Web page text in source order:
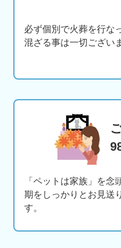
必ず個別で火葬を行な
混ざる事は一切ござい
「ペットは家族」を
期をしっかりとお見送
す。